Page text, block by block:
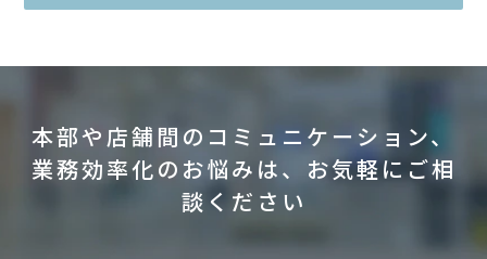
本部や店舗間のコミュニケーション、
業務効率化のお悩みは、お気軽にご相
談ください